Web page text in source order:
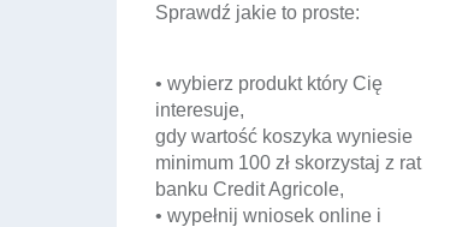
Sprawdź jakie to proste:
• wybierz produkt który Cię
interesuje,
gdy wartość koszyka wyniesie
minimum 100 zł skorzystaj z rat
banku Credit Agricole,
• wypełnij wniosek online i